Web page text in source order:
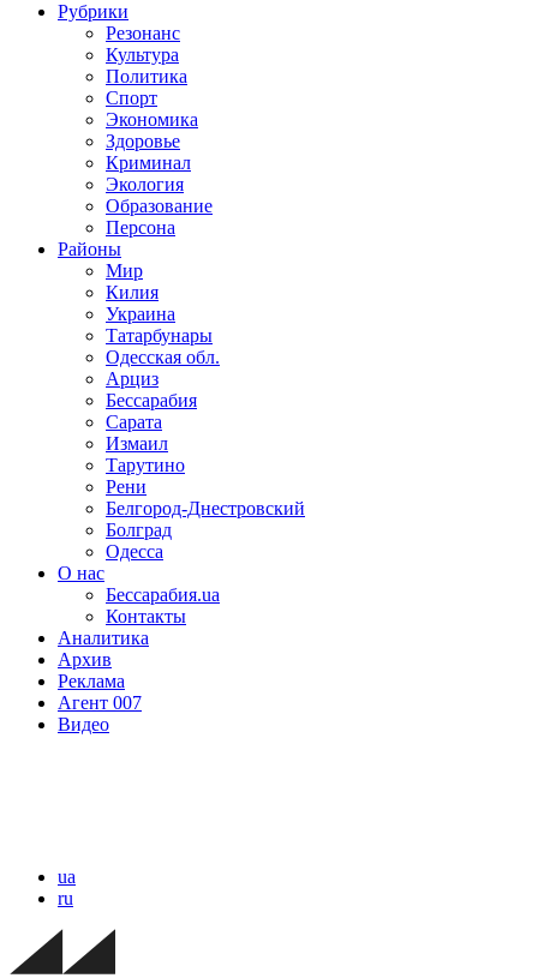
Рубрики
Резонанс
Культура
Политика
Спорт
Экономика
Здоровье
Криминал
Экология
Образование
Персона
Районы
Мир
Килия
Украина
Татарбунары
Одесская обл.
Арциз
Бессарабия
Сарата
Измаил
Тарутино
Рени
Белгород-Днестровский
Болград
Одесса
О нас
Бессарабия.ua
Контакты
Аналитика
Архив
Реклама
Агент 007
Видео
ua
ru